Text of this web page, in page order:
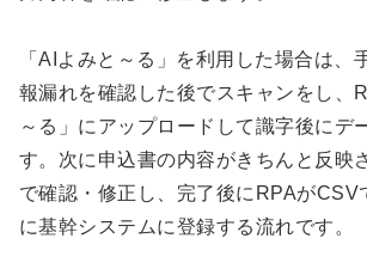
「AIよみと～る」を利用した場合は、
報漏れを確認した後でスキャンをし、
～る」にアップロードして識字後にデ
す。次に申込書の内容がきちんと反映
で確認・修正し、完了後にRPAがCSV
に基幹システムに登録する流れです。